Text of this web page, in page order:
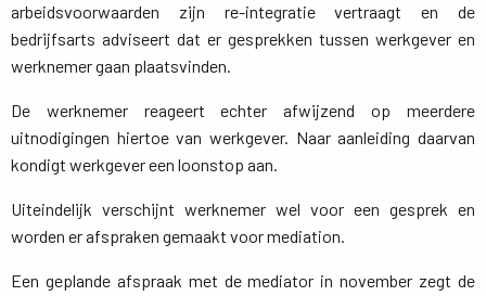
arbeidsvoorwaarden zijn re-integratie vertraagt en de
bedrijfsarts adviseert dat er gesprekken tussen werkgever en
werknemer gaan plaatsvinden.
De werknemer reageert echter afwijzend op meerdere
uitnodigingen hiertoe van werkgever. Naar aanleiding daarvan
kondigt werkgever een loonstop aan.
Uiteindelijk verschijnt werknemer wel voor een gesprek en
worden er afspraken gemaakt voor mediation.
Een geplande afspraak met de mediator in november zegt de